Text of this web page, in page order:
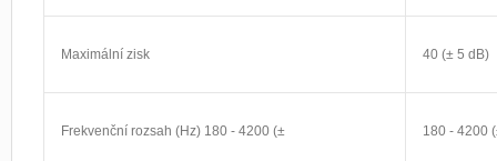
Maximální zisk 40 (± 5 dB)
Frekvenční rozsah (Hz) 180 - 4200 (± 180 - 4200